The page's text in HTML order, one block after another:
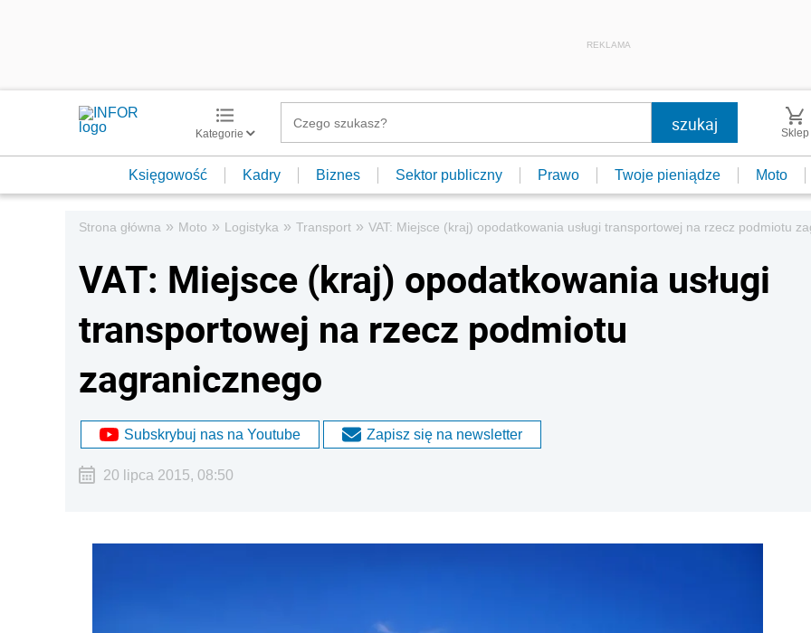
REKLAMA
Kategorie Sklep
Księgowość Kadry Biznes Sektor publiczny Prawo Twoje pieniądze Moto
Strona główna » Moto » Logistyka » Transport » VAT: Miejsce (kraj) opodatkowania usługi transportowej na rzecz podmiotu
VAT: Miejsce (kraj) opodatkowania usługi
transportowej na rzecz podmiotu
zagranicznego
Subskrybuj nas na Youtube Zapisz się na newsletter
20 lipca 2015, 08:50